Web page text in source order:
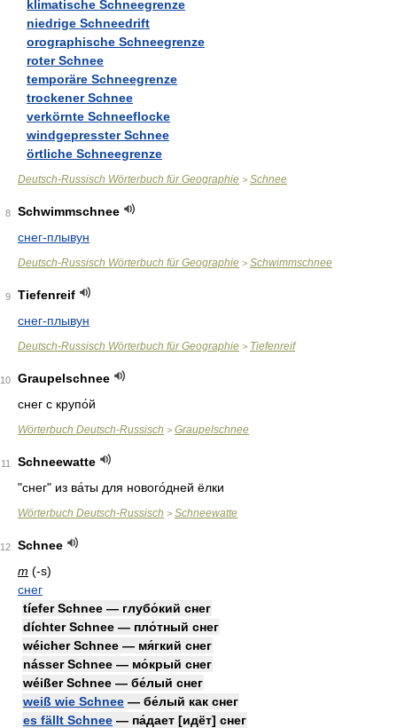
klimatische Schneegrenze
niedrige Schneedrift
orographische Schneegrenze
roter Schnee
temporäre Schneegrenze
trockener Schnee
verkörnte Schneeflocke
windgepresster Schnee
örtliche Schneegrenze
Deutsch-Russisch Wörterbuch für Geographie > Schnee
8
Schwimmschnee
снег-плывун
Deutsch-Russisch Wörterbuch für Geographie > Schwimmschnee
9
Tiefenreif
снег-плывун
Deutsch-Russisch Wörterbuch für Geographie > Tiefenreif
10
Graupelschnee
снег с крупо́й
Wörterbuch Deutsch-Russisch > Graupelschnee
11
Schneewatte
"снег" из ва́ты для нового́дней ёлки
Wörterbuch Deutsch-Russisch > Schneewatte
12
Schnee
m (-s)
снег
tíefer Schnee — глубо́кий снег
díchter Schnee — пло́тный снег
wéicher Schnee — мя́гкий снег
násser Schnee — мо́крый снег
wéißer Schnee — бе́лый снег
weiß wie Schnee — бе́лый как снег
es fällt Schnee — па́дает [идёт] снег